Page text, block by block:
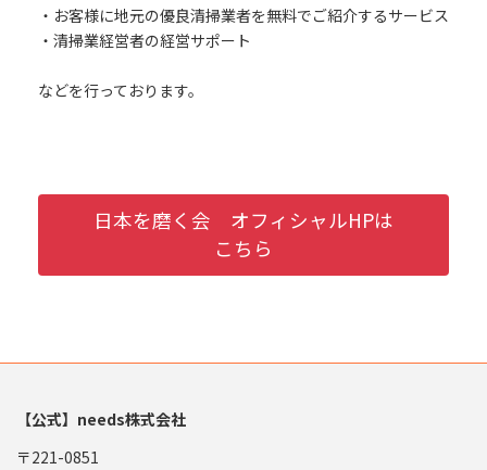
・お客様に地元の優良清掃業者を無料でご紹介するサービス
・清掃業経営者の経営サポート
などを行っております。
日本を磨く会 オフィシャルHPは
こちら
【公式】needs株式会社
〒221-0851